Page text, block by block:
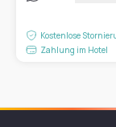
Kostenlose
Zahlung im Hotel